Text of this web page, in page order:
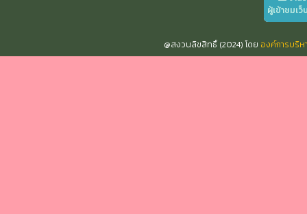
ผู้เข้าชมเว็
@สงวนลิขสิทธิ์ (2024) โดย องค์การบริ